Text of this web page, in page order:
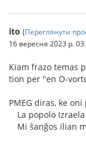
ito (Переглянути
16 вересня 2023 р.
Kiam frazo temas
tion per "en O-
PMEG diras, ke
La popolo
Mi ŝanĝos ilian